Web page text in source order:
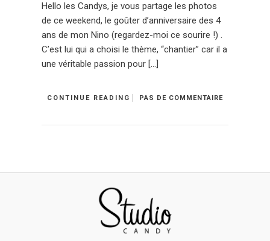
Hello les Candys, je vous partage les photos
de ce weekend, le goûter d’anniversaire des 4
ans de mon Nino (regardez-moi ce sourire !) .
C’est lui qui a choisi le thème, “chantier” car il a
une véritable passion pour […]
CONTINUE READING PAS DE COMMENTAIRE